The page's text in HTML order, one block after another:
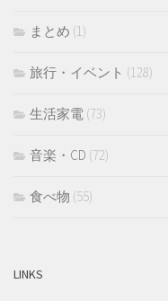
まとめ (1)
旅行・イベント (128)
生活家電 (73)
音楽・CD (72)
食べ物 (55)
LINKS